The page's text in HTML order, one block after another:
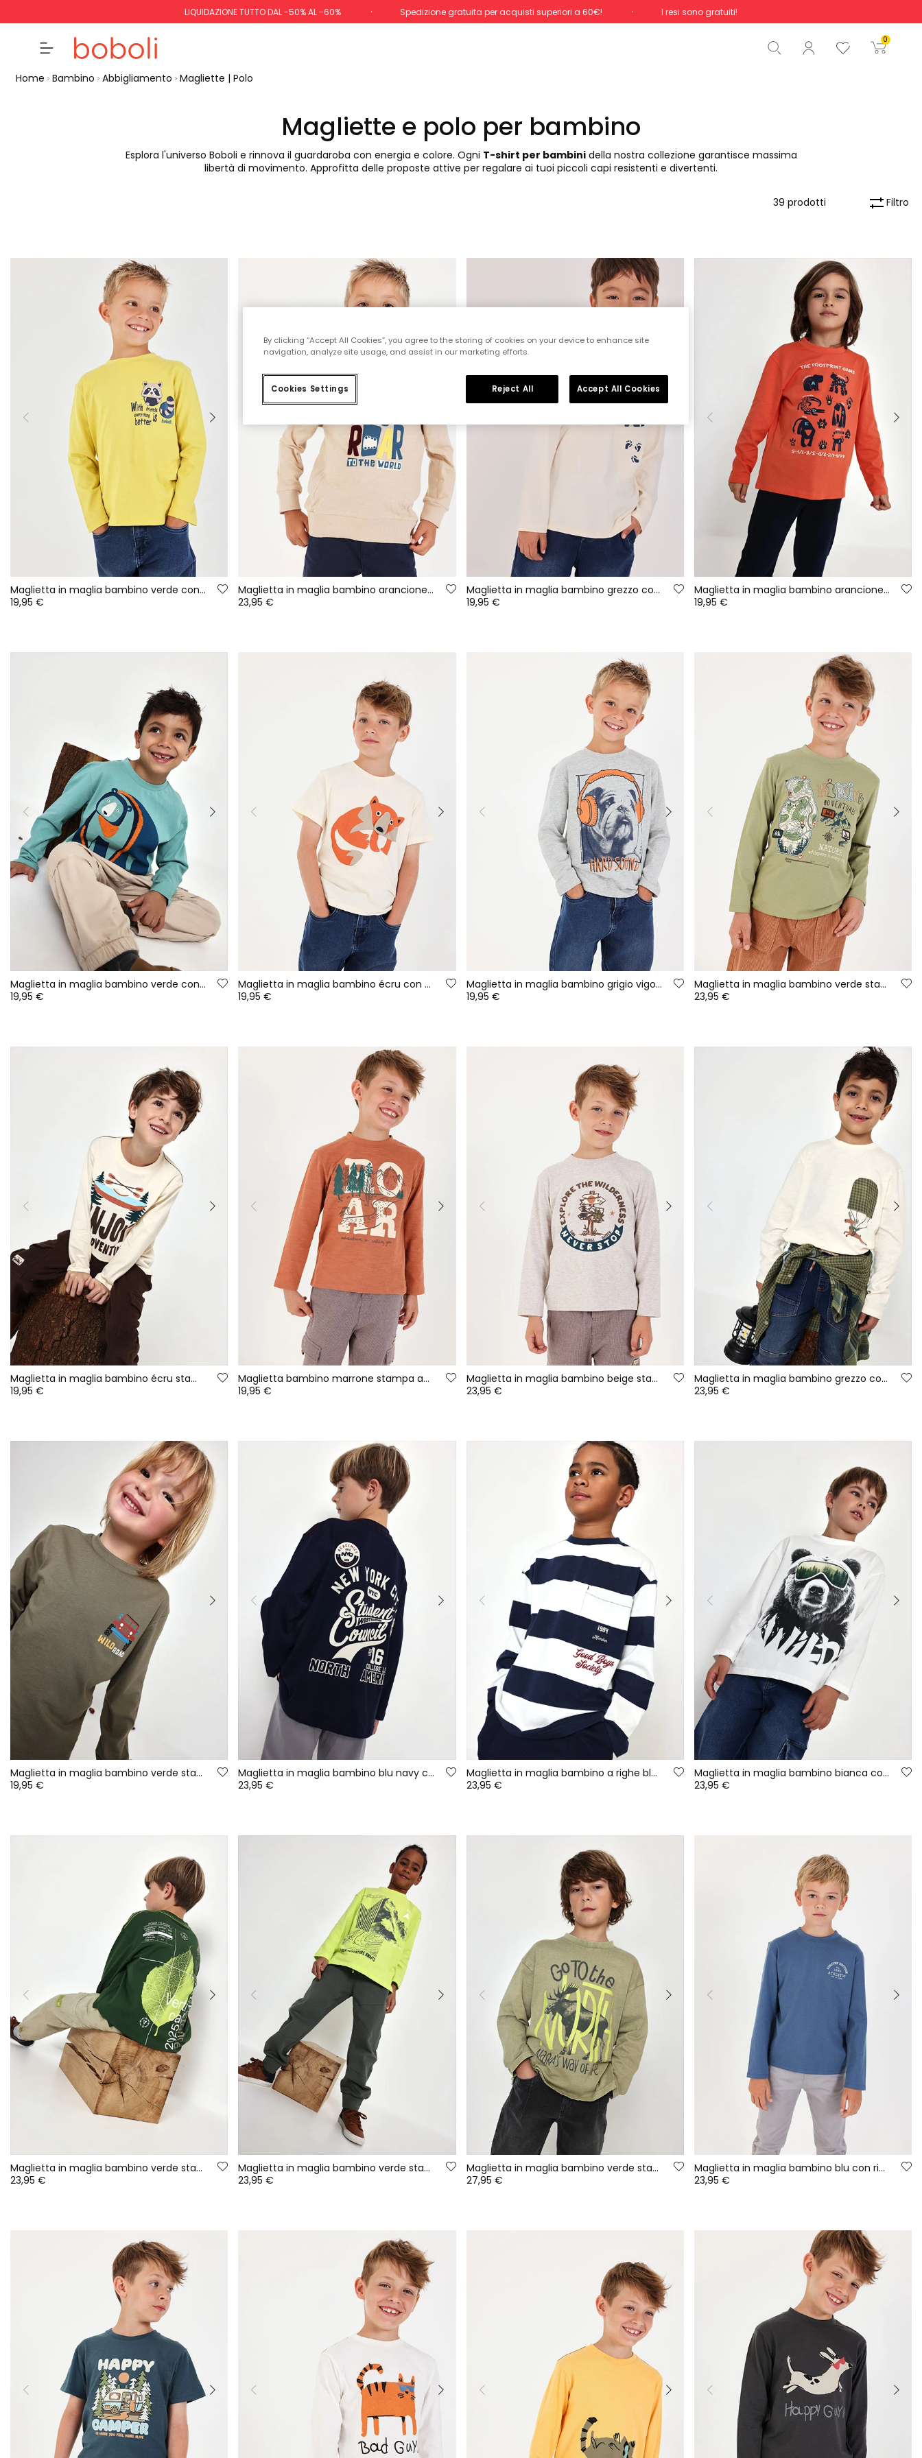
LIQUIDAZIONE TUTTO DAL -50% AL -60% Spedizione gratuita per acquisti superiori a 60€! I resi sono gratuiti!
0
Totale 0,00 €
Inizio ordine
Home Bambino Abbigliamento Magliette | Polo
Magliette e polo per bambino
Esplora l'universo Boboli e rinnova il guardaroba con energia e colore. Ogni T-shirt per bambinidella nostra collezione garantisce massima
libertà di movimento. Approfitta delle proposte attive per regalare ai tuoi piccoli capi resistenti e divertenti.
Filtro
39 prodotti
Maglietta in maglia bambino verde con stampa procione
19,95 €
Maglietta in maglia bambino arancione stampa lettere
23,95 €
Maglietta in maglia bambino grezzo con stampa panda
19,95 €
Maglietta in maglia bambino arancione stampa animali
19,95 €
Maglietta in maglia bambino verde con stampa orso
19,95 €
Maglietta in maglia bambino écru con stampa volpe
19,95 €
Maglietta in maglia bambino grigio vigoré con stampa cane
19,95 €
Maglietta in maglia bambino verde stampa orso avventura
23,95 €
Maglietta in maglia bambino écru stampa avventura
19,95 €
Maglietta bambino marrone stampa avventura
19,95 €
Maglietta in maglia bambino beige stampa avventura
23,95 €
Maglietta in maglia bambino grezzo con renna in paracadute
23,95 €
Maglietta in maglia bambino verde stampa 4x4
19,95 €
Maglietta in maglia bambino blu navy con patch NYC
23,95 €
Maglietta in maglia bambino a righe blu navy e bianco
23,95 €
Maglietta in maglia bambino bianca con stampa orso
23,95 €
Maglietta in maglia bambino verde stampa auto
23,95 €
Maglietta in maglia bambino verde stampa montagna
23,95 €
Maglietta in maglia bambino verde stampa alce
27,95 €
Maglietta in maglia bambino blu con ricamo Athletic
23,95 €
By clicking “Accept All Cookies”, you agree to the storing of cookies on your device to enhance site
navigation, analyze site usage, and assist in our marketing efforts.
Cookies Settings Reject All Accept All Cookies